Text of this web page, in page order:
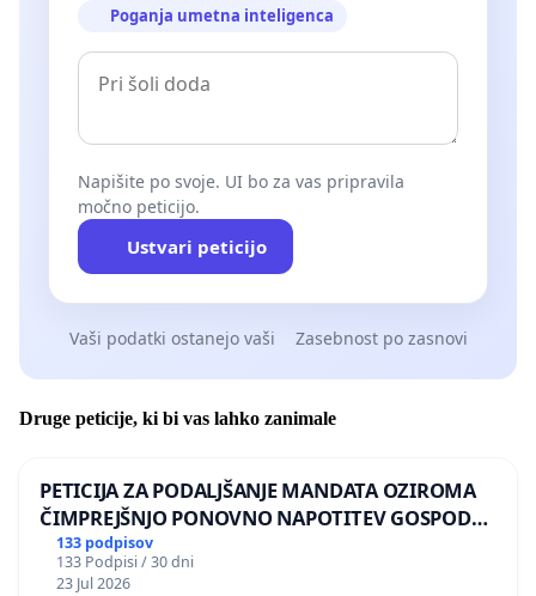
Poganja umetna inteligenca
Napišite po svoje. UI bo za vas pripravila
močno peticijo.
Ustvari peticijo
Vaši podatki ostanejo vaši Zasebnost po zasnovi
Druge peticije, ki bi vas lahko zanimale
PETICIJA ZA PODALJŠANJE MANDATA OZIROMA
ČIMPREJŠNJO PONOVNO NAPOTITEV GOSPODA
BERNARDA ŠRAJNERJA NA VELEPOSLANIŠTVO
REPUBLIKE SLOVENIJE V MOSKVI
133 podpisov
133 Podpisi / 30 dni
23 Jul 2026